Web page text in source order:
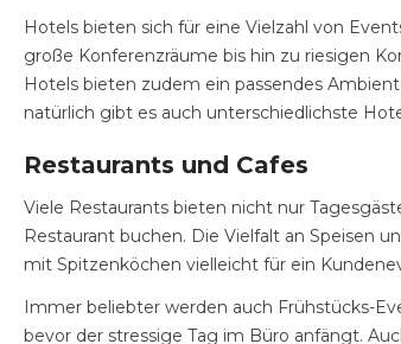
Hotels bieten sich für eine Vielzahl von
große Konferenzräume bis hin zu riesigen
Hotels bieten zudem ein passendes
natürlich gibt es auch unterschiedlichste
Restaurants und Cafes
Viele Restaurants bieten nicht nur
Restaurant buchen. Die Vielfalt an Speisen
mit Spitzenköchen vielleicht für ein
Immer beliebter werden auch Frühstücks-
bevor der stressige Tag im Büro anfängt.